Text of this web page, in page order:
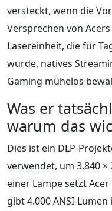
versteckt, wenn die
Versprechen von
Lasereinheit, die für
wurde, natives
Gaming mühelos
Was er
warum das
Dies ist ein DLP-
verwendet, um 3.840 ×
einer Lampe setzt
gibt 4.000 ANSI-